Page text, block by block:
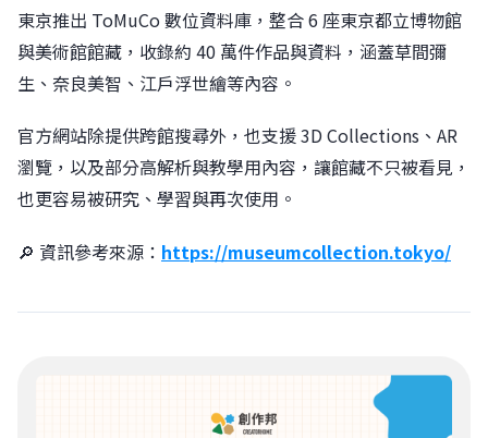
東京推出 ToMuCo 數位資料庫，整合 6 座東京都立博物館
與美術館館藏，收錄約 40 萬件作品與資料，涵蓋草間彌
生、奈良美智、江戶浮世繪等內容。
官方網站除提供跨館搜尋外，也支援 3D Collections、AR
瀏覽，以及部分高解析與教學用內容，讓館藏不只被看見，
也更容易被研究、學習與再次使用。
🔎 資訊參考來源： https://museumcollection.tokyo/